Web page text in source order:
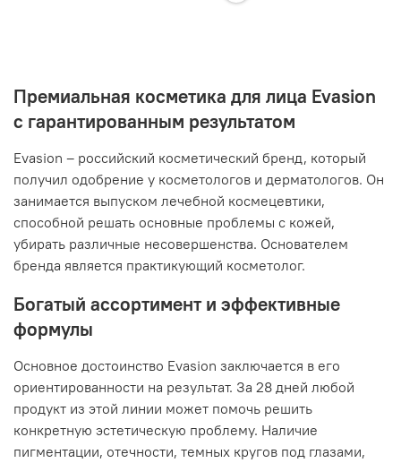
Премиальная косметика для лица Evasion
с гарантированным результатом
Evasion – российский косметический бренд, который
получил одобрение у косметологов и дерматологов. Он
занимается выпуском лечебной космецевтики,
способной решать основные проблемы с кожей,
убирать различные несовершенства. Основателем
бренда является практикующий косметолог.
Богатый ассортимент и эффективные
формулы
Основное достоинство Evasion заключается в его
ориентированности на результат. За 28 дней любой
продукт из этой линии может помочь решить
конкретную эстетическую проблему. Наличие
пигментации, отечности, темных кругов под глазами,